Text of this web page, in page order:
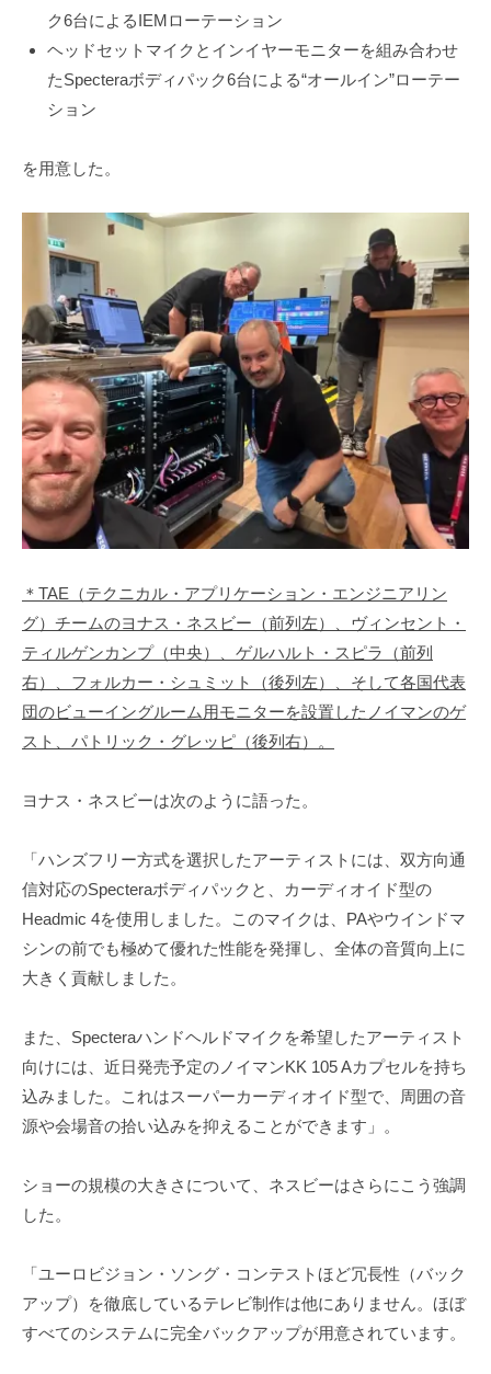
ク6台によるIEMローテーション
ヘッドセットマイクとインイヤーモニターを組み合わせ
たSpecteraボディパック6台による“オールイン”ローテー
ション
を用意した。
＊TAE（テクニカル・アプリケーション・エンジニアリン
グ）チームのヨナス・ネスビー（前列左）、ヴィンセント・
ティルゲンカンプ（中央）、ゲルハルト・スピラ（前列
右）、フォルカー・シュミット（後列左）、そして各国代表
団のビューイングルーム用モニターを設置したノイマンのゲ
スト、パトリック・グレッピ（後列右）。
ヨナス・ネスビーは次のように語った。
「ハンズフリー方式を選択したアーティストには、双方向通
信対応のSpecteraボディパックと、カーディオイド型の
Headmic 4を使用しました。このマイクは、PAやウインドマ
シンの前でも極めて優れた性能を発揮し、全体の音質向上に
大きく貢献しました。
また、Specteraハンドヘルドマイクを希望したアーティスト
向けには、近日発売予定のノイマンKK 105 Aカプセルを持ち
込みました。これはスーパーカーディオイド型で、周囲の音
源や会場音の拾い込みを抑えることができます」。
ショーの規模の大きさについて、ネスビーはさらにこう強調
した。
「ユーロビジョン・ソング・コンテストほど冗長性（バック
アップ）を徹底しているテレビ制作は他にありません。ほぼ
すべてのシステムに完全バックアップが用意されています。